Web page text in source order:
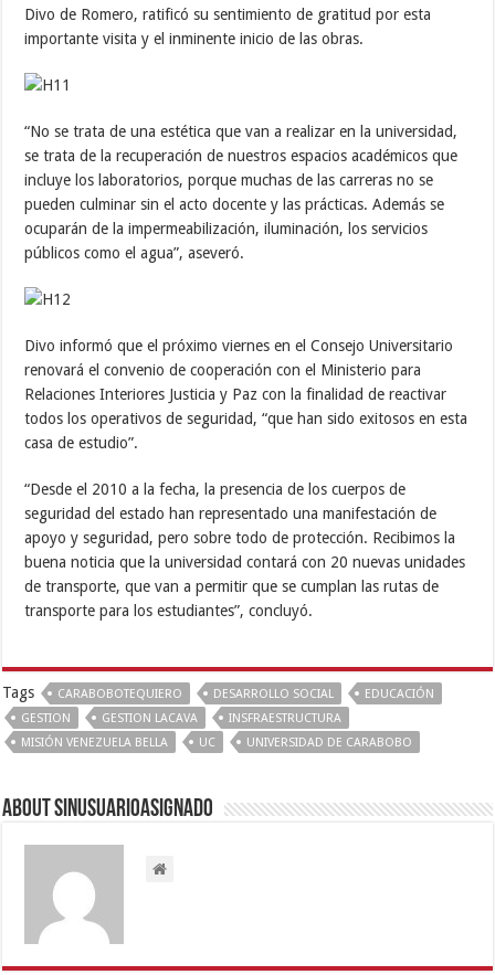
Divo de Romero, ratificó su sentimiento de gratitud por esta
importante visita y el inminente inicio de las obras.
“No se trata de una estética que van a realizar en la universidad,
se trata de la recuperación de nuestros espacios académicos que
incluye los laboratorios, porque muchas de las carreras no se
pueden culminar sin el acto docente y las prácticas. Además se
ocuparán de la impermeabilización, iluminación, los servicios
públicos como el agua”, aseveró.
Divo informó que el próximo viernes en el Consejo Universitario
renovará el convenio de cooperación con el Ministerio para
Relaciones Interiores Justicia y Paz con la finalidad de reactivar
todos los operativos de seguridad, “que han sido exitosos en esta
casa de estudio”.
“Desde el 2010 a la fecha, la presencia de los cuerpos de
seguridad del estado han representado una manifestación de
apoyo y seguridad, pero sobre todo de protección. Recibimos la
buena noticia que la universidad contará con 20 nuevas unidades
de transporte, que van a permitir que se cumplan las rutas de
transporte para los estudiantes”, concluyó.
Tags CARABOBOTEQUIERO DESARROLLO SOCIAL
EDUCACIÓN
GESTION
GESTION LACAVA
INSFRAESTRUCTURA
MISIÓN VENEZUELA BELLA
UC UNIVERSIDAD DE CARABOBO
About sinusuarioasignado